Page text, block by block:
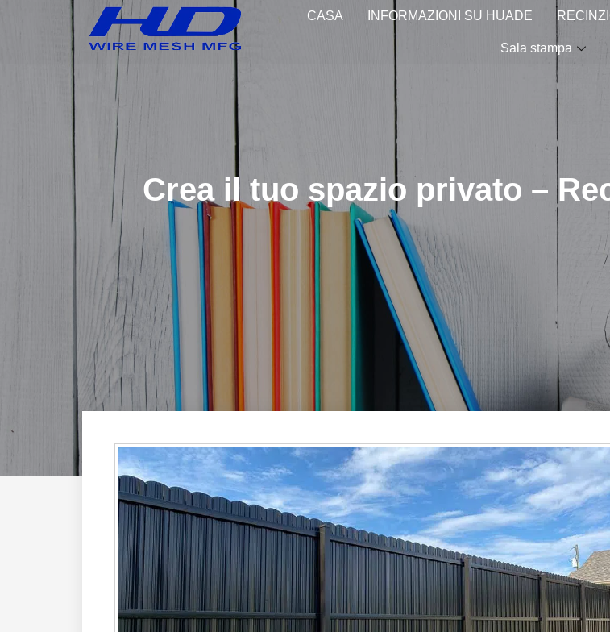
CASA INFORMAZIONI SU HUADE
Sala stampa
Crea il tuo spazio privato –